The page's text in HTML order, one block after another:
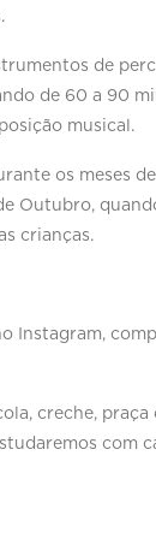
de
de 60 a 90
musical.
os meses
Outubro,
crianças.
Instagram,
creche,
com